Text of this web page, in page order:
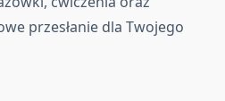
przesłanie dla Twojego